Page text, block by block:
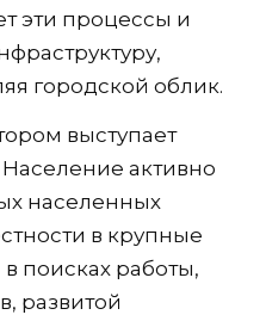
эти процессы и
городской облик.
выступает
активно
населенных
в крупные
поисках работы,
развитой